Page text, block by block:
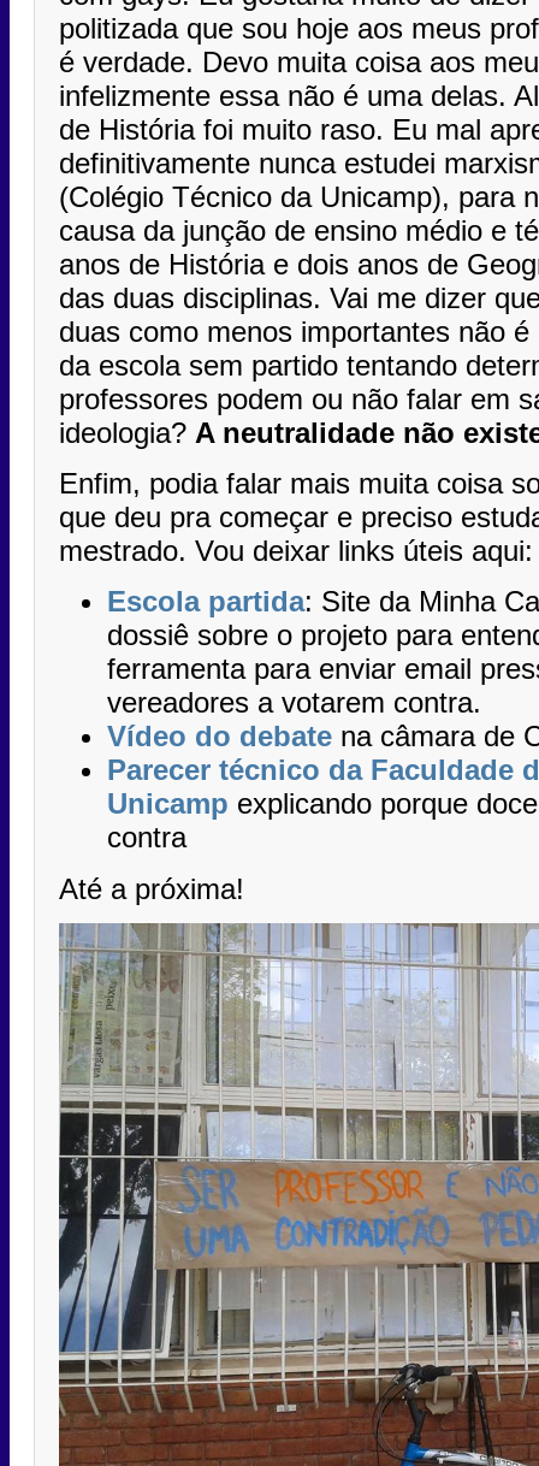
politizada que sou hoje aos meus
é verdade. Devo muita coisa aos
infelizmente essa não é uma delas.
de História foi muito raso. Eu mal
definitivamente nunca estudei
(Colégio Técnico da Unicamp), para
causa da junção de ensino médio e
anos de História e dois anos de
das duas disciplinas. Vai me dizer
duas como menos importantes não
da escola sem partido tentando
professores podem ou não falar em
ideologia? A neutralidade não
Enfim, podia falar mais muita coisa
que deu pra começar e preciso
mestrado. Vou deixar links úteis aqui:
Escola partida: Site da Minha
dossiê sobre o projeto para
ferramenta para enviar email
vereadores a votarem contra.
Vídeo do debate na câmara de
Parecer técnico da Faculdade
Unicamp explicando porque
contra
Até a próxima!